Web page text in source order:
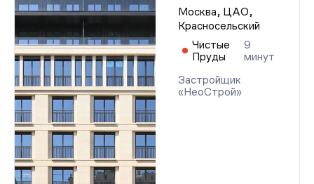
Москва, ЦАО,
Красносельский
Чистые
Пруды
9
минут
Застройщик
«НеоСтрой»